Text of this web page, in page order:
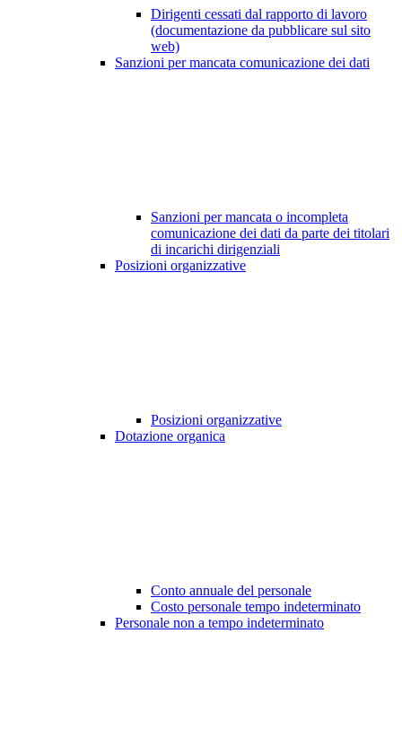
Dirigenti cessati dal rapporto di lavoro
(documentazione da pubblicare sul sito
web)
Sanzioni per mancata comunicazione dei dati
Sanzioni per mancata o incompleta
comunicazione dei dati da parte dei titolari
di incarichi dirigenziali
Posizioni organizzative
Posizioni organizzative
Dotazione organica
Conto annuale del personale
Costo personale tempo indeterminato
Personale non a tempo indeterminato